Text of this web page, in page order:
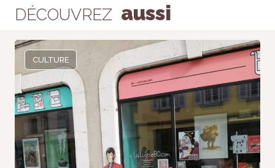
DÉCOUVREZ aussi
CULTURE